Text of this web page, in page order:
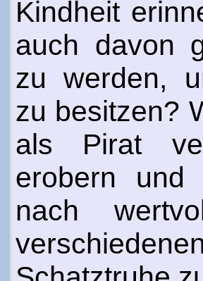
Kindheit
auch davon
zu werden,
zu besitzen?
als Pirat
erobern
nach